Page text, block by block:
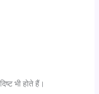
भी होते हैं।